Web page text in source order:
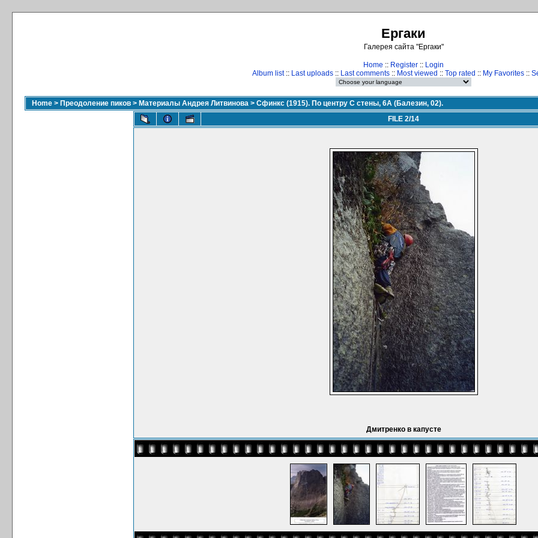
Ергаки
Галерея сайта "Ергаки"
Home :: Register :: Login
Album list:: Last uploads :: Last comments :: Most viewed :: Top rated :: My Favorites ::
Home > Преодоление пиков > Материалы Андрея Литвинова > Сфинкс (1915). По центру С стены, 6А (Балезин, 02).
FILE 2/14
Дмитренко в капусте